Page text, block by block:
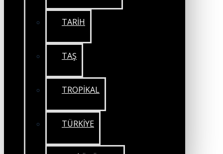
TARİH
TAŞ
TROPİKAL
TÜRKİYE